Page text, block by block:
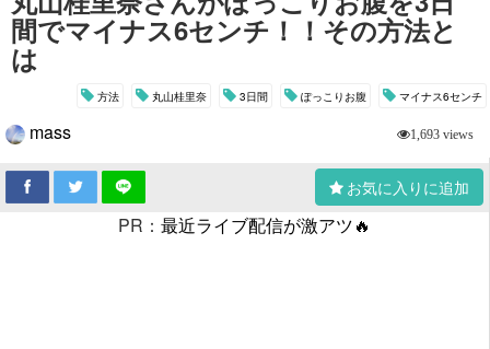
間でマイナス6センチ！！その方法と
は
方法 丸山桂里奈 3日間 ぽっこりお腹 マイナス6センチ
mass 1,693 views
お気に入りに追加
PR： 最近ライブ配信が激アツ🔥